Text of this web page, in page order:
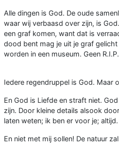
Alle dingen is God. De oude
waar wij verbaasd over zijn, is
een graf komen, want dat is
dood bent mag je uit je graf
worden in een museum. Geen
Iedere regendruppel is God. Maar
En God is Liefde en straft niet.
zijn. Door kleine details alsook
laten weten; ik ben er voor je; altijd.
En niet met mij sollen! De natuur